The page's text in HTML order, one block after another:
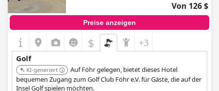
Von 126 $
Preise anzeigen
$ +3
Golf
KI-generiert
Auf Föhr gelegen, bietet dieses Hotel
bequemen Zugang zum Golf Club Föhr e.V. für Gäste, die auf der
Insel Golf spielen möchten.